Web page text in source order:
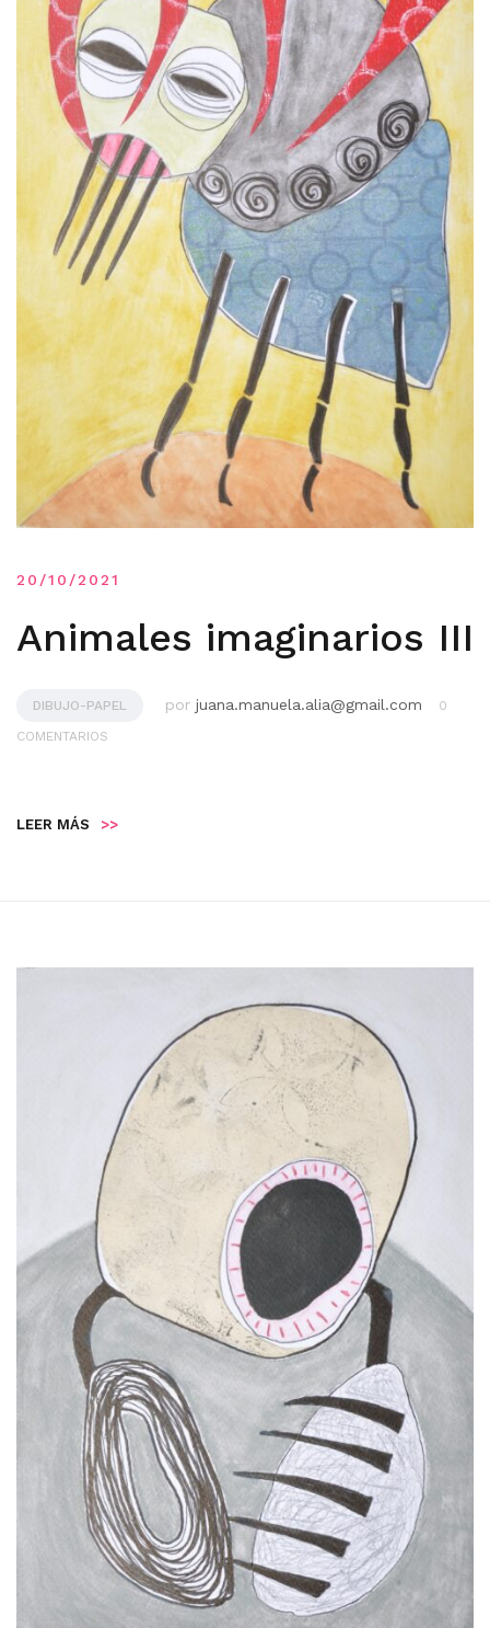
20/10/2021
Animales imaginarios III
DIBUJO-PAPEL por juana.manuela.alia@gmail.com
0
COMENTARIOS
LEER MÁS >>